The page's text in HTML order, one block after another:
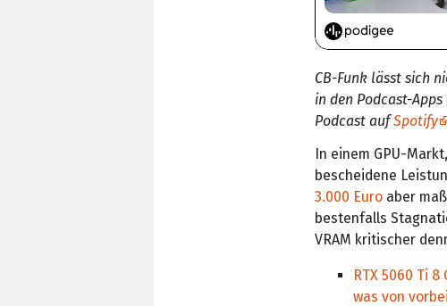
CB-Funk lässt sich
in den Podcast-
Podcast aufSpotify
In einem GPU-
bescheidene
3.000 Euro aber
bestenfalls
VRAM kritischer
RTX 5060 Ti
was von vorbei